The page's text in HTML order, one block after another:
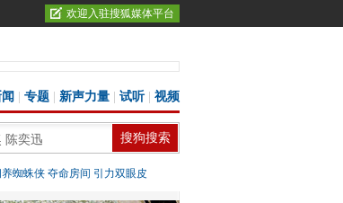
欢迎入驻搜狐媒体平台
专题 新声力量 试听| 视频
蜘蛛侠 夺命房间 引力双眼皮